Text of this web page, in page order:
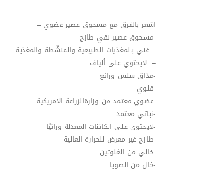
اشعر بالفرق مع مسحوق عصير عضوي –
-مسحوق عصير نقي طازج
– غني بالمغذيات الطبيعية والمنشّطة والمغذية
– لايحتوي على ألياف
-مذاق سلس ورائع
-قلوي
-عضوي معتمد من وزارةالزراعة الامريكية
-نباتي معتمد
-لايحتوى على الكائنات المعدلة وراثيًا
-طازج غير معرض للحرارة العالية
-خالي من الغلوتين
-خال من الصويا